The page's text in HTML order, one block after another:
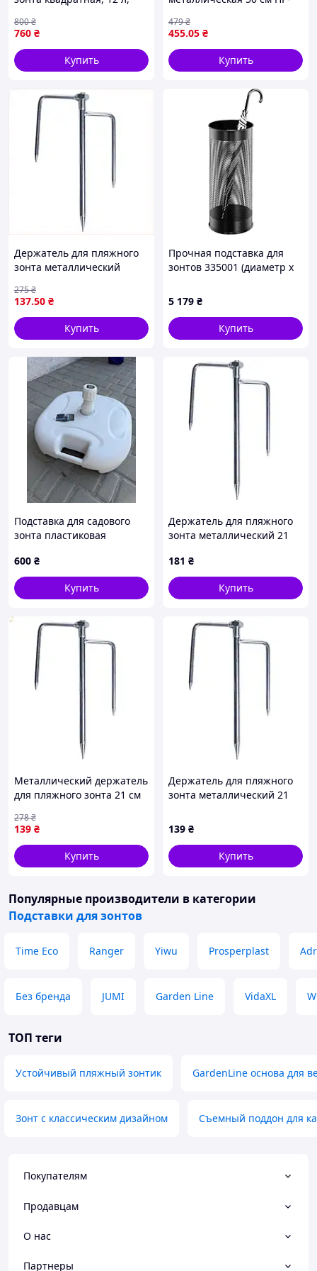
760 ₴
800₴
Купить
455.05 ₴
479₴
Купить
Держатель для пляжного
зонта металлический
фиксации в песке и грунте
21 см 300 г
137.50 ₴
275₴
Купить
Прочная подставка для
зонтов 335001 (диаметр x
черная.
5 179 ₴
Купить
Подставка для садового
зонта пластиковая
600 ₴
Купить
Держатель для пляжного
зонта металлический 21
181 ₴
Купить
Металлический держатель
для пляжного зонта 21 см
фиксации на песке
139 ₴
278₴
Купить
Держатель для пляжного
зонта металлический 21
139 ₴
Купить
Популярные производители в категории
Подставки для зонтов
Time Eco Ranger Yiwu Prosperplast
Без бренда JUMI Garden Line VidaXL
ТОП теги
Устойчивый пляжный зонтик GardenLine основа для
Зонт с классическим дизайном Съемный поддон для
Покупателям
Продавцам
О нас
Партнеры